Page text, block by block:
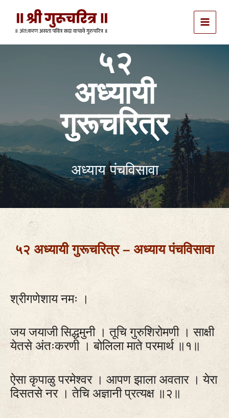
content
५२
अध्यायी
गुरूचरित्र
अध्याय पंचविसावा
५२ अध्यायी गुरूचरित्र – अध्याय पंचविसावा
श्रीगणेशाय नमः ।
जय जयाजी सिद्धमुनी । तूचि गुरुशिरोमणी । साक्षी
येतसे अंतःकरणी । बोलिला माते परमार्थ ॥१॥
ऐसा कृपाळु परमेश्वर । आपण झाला अवतार । येरा
दिसतसे नर । तेचि अज्ञानी प्रत्यक्ष ॥२॥